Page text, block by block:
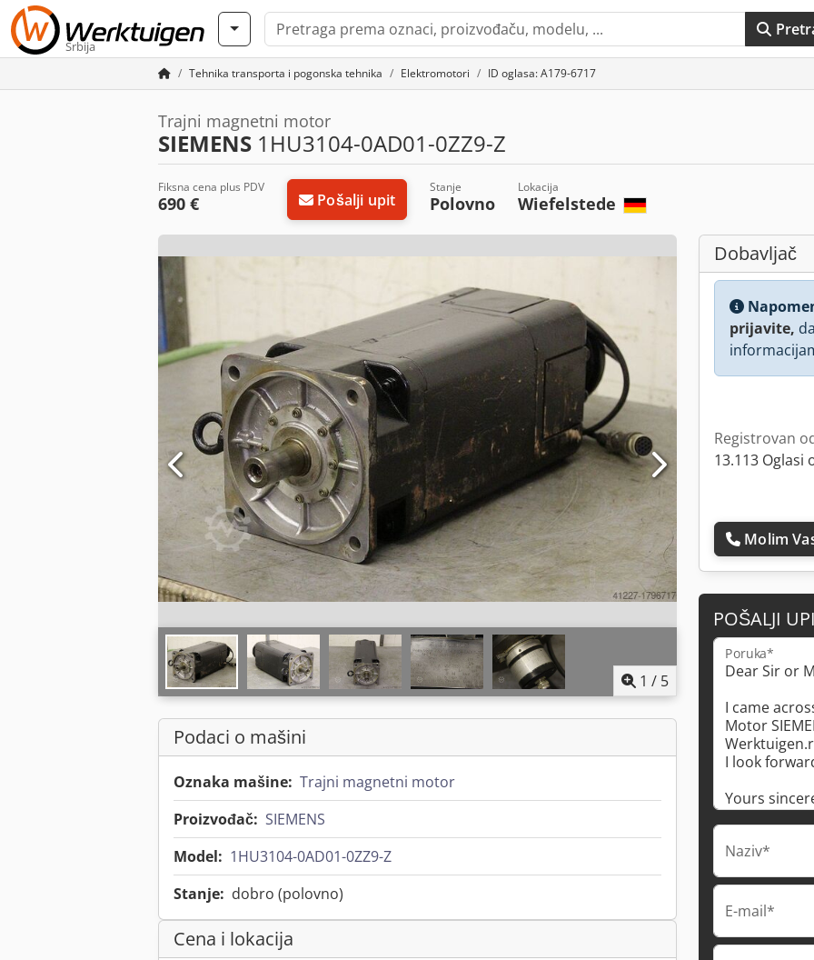
Srbija
Tehnika transporta i pogonska tehnika Elektromotori ID oglasa: A179-6717
Trajni magnetni motor
SIEMENS 1HU3104-0AD01-0ZZ9-Z
Fiksna cena plus PDV
690 € Pošalji upit
Stanje
Polovno
Lokacija
Wiefelstede
1 / 5
Podaci o mašini
Oznaka mašine: Trajni magnetni motor
Proizvođač: SIEMENS
Model: 1HU3104-0AD01-0ZZ9-Z
Stanje: dobro (polovno)
Cena i lokacija
Dobavljač
prijavite,
Registrovan
13.113 Oglasi
Molim
POŠALJI
Poruka*
Naziv*
E-mail*